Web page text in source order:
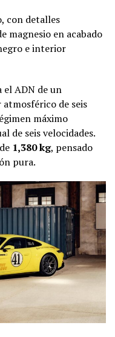
con detalles
magnesio en acabado
e interior
el ADN de un
de seis
máximo
de seis velocidades.
1,380 kg, pensado
pura.